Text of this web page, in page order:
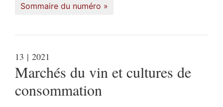
Sommaire du numéro
13 | 2021
Marchés du vin et cultures de
consommation